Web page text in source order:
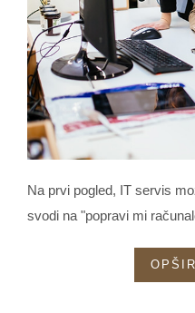
Na prvi pogled, IT servis
svodi na "popravi mi